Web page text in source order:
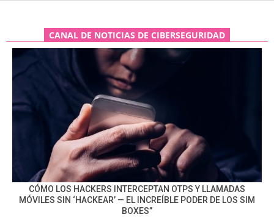
CANAL DE NOTICIAS DE CIBERSEGURIDAD
CÓMO LOS HACKERS INTERCEPTAN OTPS Y LLAMADAS
MÓVILES SIN ‘HACKEAR’ — EL INCREÍBLE PODER DE LOS SIM
BOXES”